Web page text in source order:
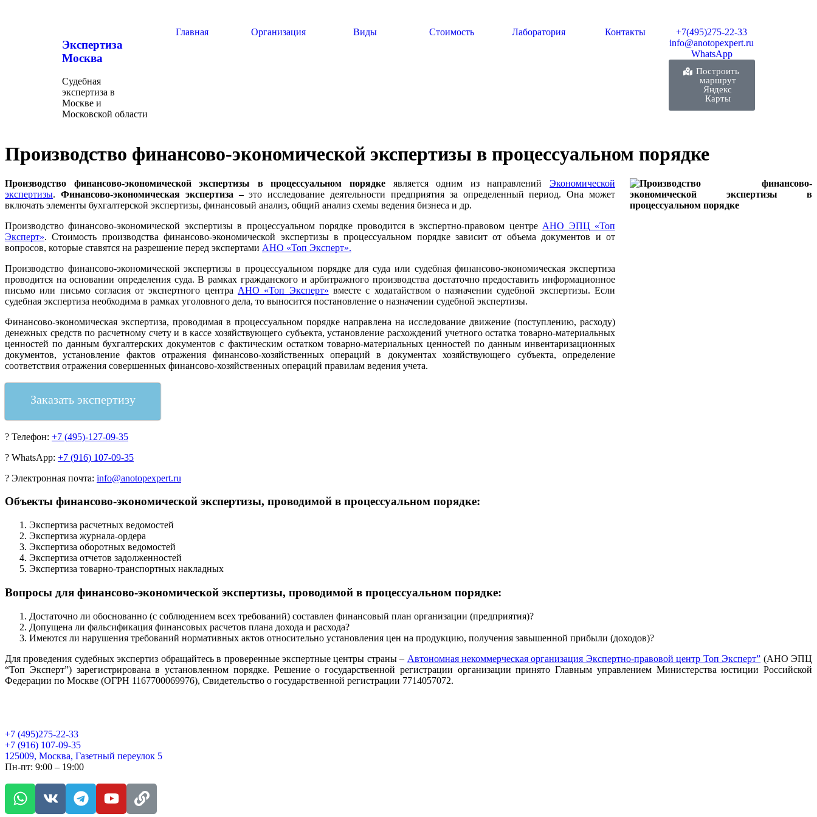
Экспертиза
Москва
Судебная
экспертиза в
Москве и
Московской области
Главная Организация Виды Стоимость Лаборатория Контакты
+7(495)275-22-33
info@anotopexpert.ru
WhatsApp
Построить
маршрут
Яндекс
Карты
Производство финансово-экономической экспертизы в процессуальном порядке
Производство финансово-экономической экспертизы в процессуальном порядке является одним из направленийЭкономической
экспертизы. Финансово-экономическая экспертиза –это исследование деятельности предприятия за определенный период. Она может
включать элементы бухгалтерской экспертизы, финансовый анализ, общий анализ схемы ведения бизнеса и др.
Производство финансово-экономической экспертизы в процессуальном порядке проводится в экспертно-правовом центре АНО ЭПЦ «Топ
Эксперт». Стоимость производства финансово-экономической экспертизы в процессуальном порядке зависит от объема документов и от
вопросов, которые ставятся на разрешение перед экспертами АНО «Топ Эксперт».
Производство финансово-экономической экспертизы в процессуальном порядке для суда или судебная финансово-экономическая экспертиза
проводится на основании определения суда. В рамках гражданского и арбитражного производства достаточно предоставить информационное
письмо или письмо согласия от экспертного центра АНО «Топ Эксперт» вместе с ходатайством о назначении судебной экспертизы. Если
судебная экспертиза необходима в рамках уголовного дела, то выносится постановление о назначении судебной экспертизы.
Финансово-экономическая экспертиза, проводимая в процессуальном порядке направлена на исследование движение (поступлению, расходу)
денежных средств по расчетному счету и в кассе хозяйствующего субъекта, установление расхождений учетного остатка товарно-материальных
ценностей по данным бухгалтерских документов с фактическим остатком товарно-материальных ценностей по данным инвентаризационных
документов, установление фактов отражения финансово-хозяйственных операций в документах хозяйствующего субъекта, определение
соответствия отражения совершенных финансово-хозяйственных операций правилам ведения учета.
Заказать экспертизу
? Телефон: +7 (495)-127-09-35
? WhatsApp: +7 (916) 107-09-35
? Электронная почта: info@anotopexpert.ru
Объекты финансово-экономической экспертизы, проводимой в процессуальном порядке:
Экспертиза расчетных ведомостей
Экспертиза журнала-ордера
Экспертиза оборотных ведомостей
Экспертиза отчетов задолженностей
Экспертиза товарно-транспортных накладных
Вопросы для финансово-экономической экспертизы, проводимой в процессуальном порядке:
Достаточно ли обоснованно (с соблюдением всех требований) составлен финансовый план организации (предприятия)?
Допущена ли фальсификация финансовых расчетов плана дохода и расхода?
Имеются ли нарушения требований нормативных актов относительно установления цен на продукцию, получения завышенной прибыли (доходов)?
Для проведения судебных экспертиз обращайтесь в проверенные экспертные центры страны – Автономная некоммерческая организация Экспертно-правовой центр Топ Эксперт” (АНО ЭПЦ
“Топ Эксперт”) зарегистрирована в установленном порядке. Решение о государственной регистрации организации принято Главным управлением Министерства юстиции Российской
Федерации по Москве (ОГРН 1167700069976), Свидетельство о государственной регистрации 7714057072.
+7 (495)275-22-33
+7 (916) 107-09-35
125009, Москва, Газетный переулок 5
Пн-пт: 9:00 – 19:00